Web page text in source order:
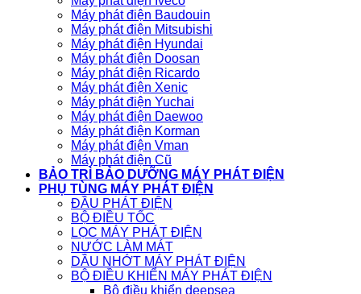
Máy phát điện Baudouin
Máy phát điện Mitsubishi
Máy phát điện Hyundai
Máy phát điện Doosan
Máy phát điện Ricardo
Máy phát điện Xenic
Máy phát điện Yuchai
Máy phát điện Daewoo
Máy phát điện Korman
Máy phát điện Vman
Máy phát điện Cũ
BẢO TRÌ BẢO DƯỠNG MÁY PHÁT ĐIỆN
PHỤ TÙNG MÁY PHÁT ĐIỆN
ĐẦU PHÁT ĐIỆN
BỘ ĐIỀU TỐC
LỌC MÁY PHÁT ĐIỆN
NƯỚC LÀM MÁT
DẦU NHỚT MÁY PHÁT ĐIỆN
BỘ ĐIỀU KHIỂN MÁY PHÁT ĐIỆN
Bộ điều khiển deepsea